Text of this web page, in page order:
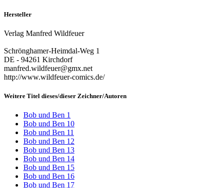
Hersteller
Verlag Manfred Wildfeuer
Schrönghamer-Heimdal-Weg 1
DE - 94261 Kirchdorf
manfred.wildfeuer@gmx.net
http://www.wildfeuer-comics.de/
Weitere Titel dieses/dieser Zeichner/Autoren
Bob und Ben 1
Bob und Ben 10
Bob und Ben 11
Bob und Ben 12
Bob und Ben 13
Bob und Ben 14
Bob und Ben 15
Bob und Ben 16
Bob und Ben 17